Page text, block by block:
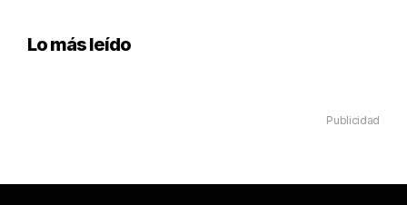
Lo más leído
Publicidad